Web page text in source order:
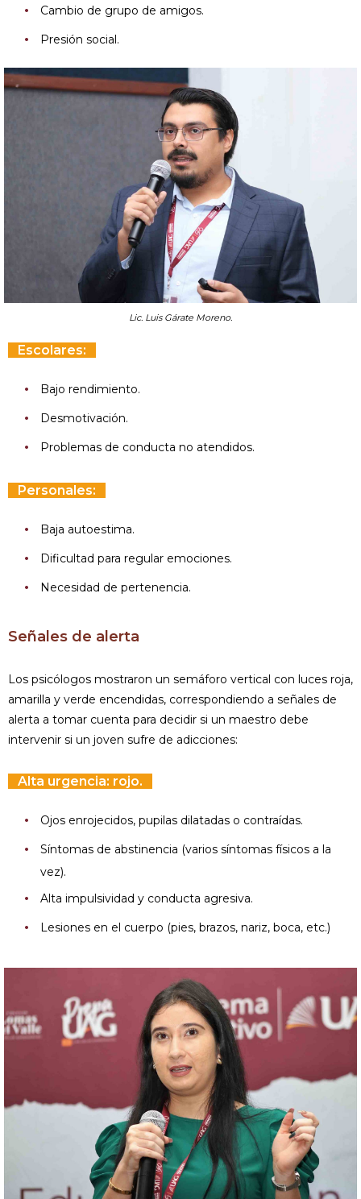
Cambio de grupo de amigos.
Presión social.
Lic. Luis Gárate Moreno.
Escolares:
Bajo rendimiento.
Desmotivación.
Problemas de conducta no atendidos.
Personales:
Baja autoestima.
Dificultad para regular emociones.
Necesidad de pertenencia.
Señales de alerta
Los psicólogos mostraron un semáforo vertical con luces roja,
amarilla y verde encendidas, correspondiendo a señales de
alerta a tomar cuenta para decidir si un maestro debe
intervenir si un joven sufre de adicciones:
Alta urgencia: rojo.
Ojos enrojecidos, pupilas dilatadas o contraídas.
Síntomas de abstinencia (varios síntomas físicos a la
vez).
Alta impulsividad y conducta agresiva.
Lesiones en el cuerpo (pies, brazos, nariz, boca, etc.)